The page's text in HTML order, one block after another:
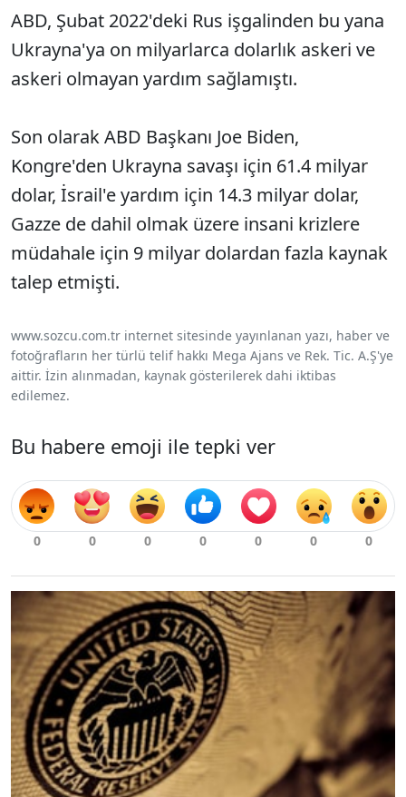
ABD, Şubat 2022'deki Rus işgalinden bu yana
Ukrayna'ya on milyarlarca dolarlık askeri ve
askeri olmayan yardım sağlamıştı.
Son olarak ABD Başkanı Joe Biden,
Kongre'den Ukrayna savaşı için 61.4 milyar
dolar, İsrail'e yardım için 14.3 milyar dolar,
Gazze de dahil olmak üzere insani krizlere
müdahale için 9 milyar dolardan fazla kaynak
talep etmişti.
www.sozcu.com.tr internet sitesinde yayınlanan yazı, haber ve
fotoğrafların her türlü telif hakkı Mega Ajans ve Rek. Tic. A.Ş'ye
aittir. İzin alınmadan, kaynak gösterilerek dahi iktibas
edilemez.
Bu habere emoji ile tepki ver